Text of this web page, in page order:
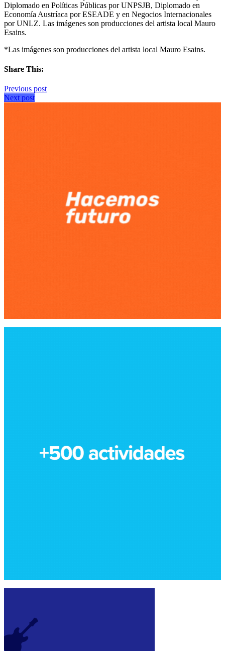
Diplomado en Políticas Públicas por UNPSJB, Diplomado en
Economía Austríaca por ESEADE y en Negocios Internacionales
por UNLZ. Las imágenes son producciones del artista local Mauro
Esains.
*Las imágenes son producciones del artista local Mauro Esains.
Share This:
Previous post
Next post